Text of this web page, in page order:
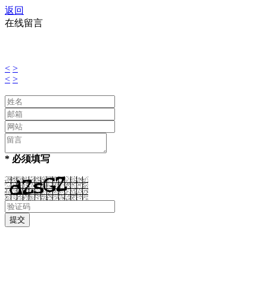
返回
在线留言
< >
< >
* 必须填写